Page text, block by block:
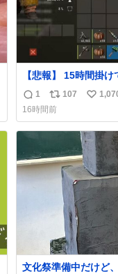
【悲報】 15時間掛
拠点、ボマー集団の
壊
返
信
数
1
リ
ポ
ス
数
107
い
ね
数
16時間前
文化祭準備中だけど